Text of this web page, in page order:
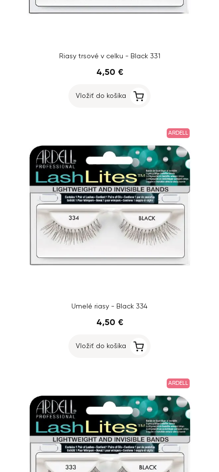
Riasy trsové v celku - Black 331
4,50 €
Vložiť do košíka
ARDELL
Umelé riasy - Black 334
4,50 €
Vložiť do košíka
ARDELL